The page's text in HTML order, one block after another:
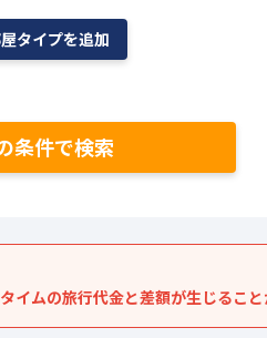
タイプを追加
条件で検索
ムの旅行代金と差額が生じること